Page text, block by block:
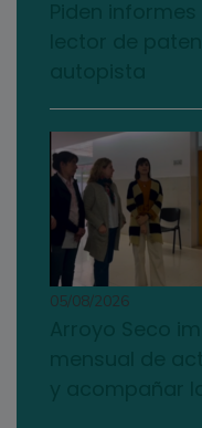
05/08/2026